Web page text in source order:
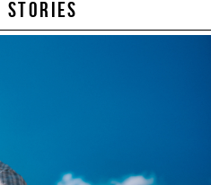
STORIES